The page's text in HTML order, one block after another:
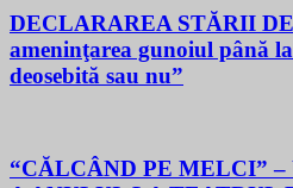
DECLARAREA STĂRII
ameninţarea gunoiul până
deosebită sau nu”
“CĂLCÂND PE MELCI”